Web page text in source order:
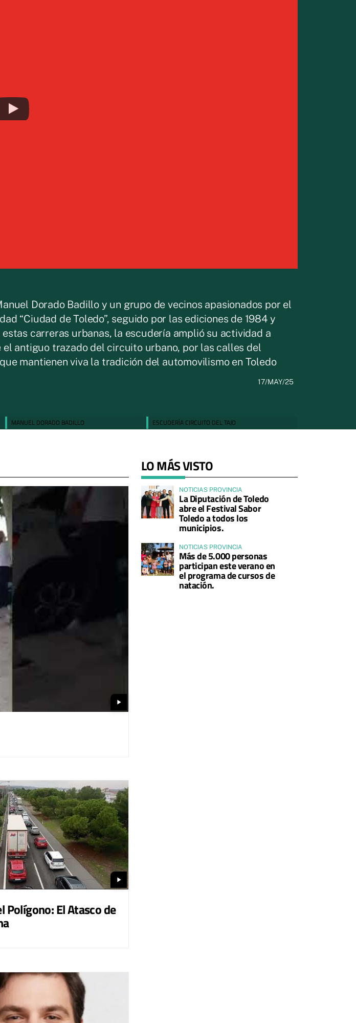
Dorado Badillo y un grupo de vecinos apasionados por el
“Ciudad de Toledo”, seguido por las ediciones de 1984 y
carreras urbanas, la escudería amplió su actividad a
antiguo trazado del circuito urbano, por las calles del
mantienen viva la tradición del automovilismo en Toledo
17/MAY/25
MANUEL DORADO BADILLO ESCUDERÍA CIRCUITO DEL TAJO
play_arrow
play_arrow
Polígono: El Atasco de
LO MÁS VISTO
NOTICIAS PROVINCIA
La Diputación de Toledo
abre el Festival Sabor
Toledo a todos los
municipios.
NOTICIAS PROVINCIA
Más de 5.000 personas
participan este verano en
el programa de cursos de
natación.